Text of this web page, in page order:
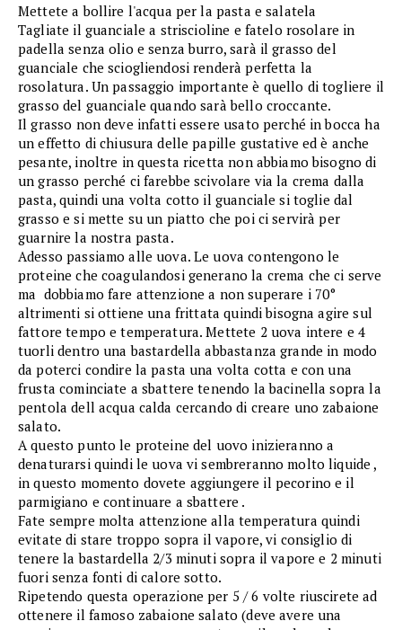
Mettete a bollire l'acqua per la pasta e salatela
Tagliate il guanciale a striscioline e fatelo rosolare in
padella senza olio e senza burro, sarà il grasso del
guanciale che sciogliendosi renderà perfetta la
rosolatura. Un passaggio importante è quello di togliere il
grasso del guanciale quando sarà bello croccante.
Il grasso non deve infatti essere usato perché in bocca ha
un effetto di chiusura delle papille gustative ed è anche
pesante, inoltre in questa ricetta non abbiamo bisogno di
un grasso perché ci farebbe scivolare via la crema dalla
pasta, quindi una volta cotto il guanciale si toglie dal
grasso e si mette su un piatto che poi ci servirà per
guarnire la nostra pasta.
Adesso passiamo alle uova. Le uova contengono le
proteine che coagulandosi generano la crema che ci serve
ma dobbiamo fare attenzione a non superare i 70°
altrimenti si ottiene una frittata quindi bisogna agire sul
fattore tempo e temperatura. Mettete 2 uova intere e 4
tuorli dentro una bastardella abbastanza grande in modo
da poterci condire la pasta una volta cotta e con una
frusta cominciate a sbattere tenendo la bacinella sopra la
pentola dell acqua calda cercando di creare uno zabaione
salato.
A questo punto le proteine del uovo inizieranno a
denaturarsi quindi le uova vi sembreranno molto liquide ,
in questo momento dovete aggiungere il pecorino e il
parmigiano e continuare a sbattere .
Fate sempre molta attenzione alla temperatura quindi
evitate di stare troppo sopra il vapore, vi consiglio di
tenere la bastardella 2/3 minuti sopra il vapore e 2 minuti
fuori senza fonti di calore sotto.
Ripetendo questa operazione per 5 / 6 volte riuscirete ad
ottenere il famoso zabaione salato (deve avere una